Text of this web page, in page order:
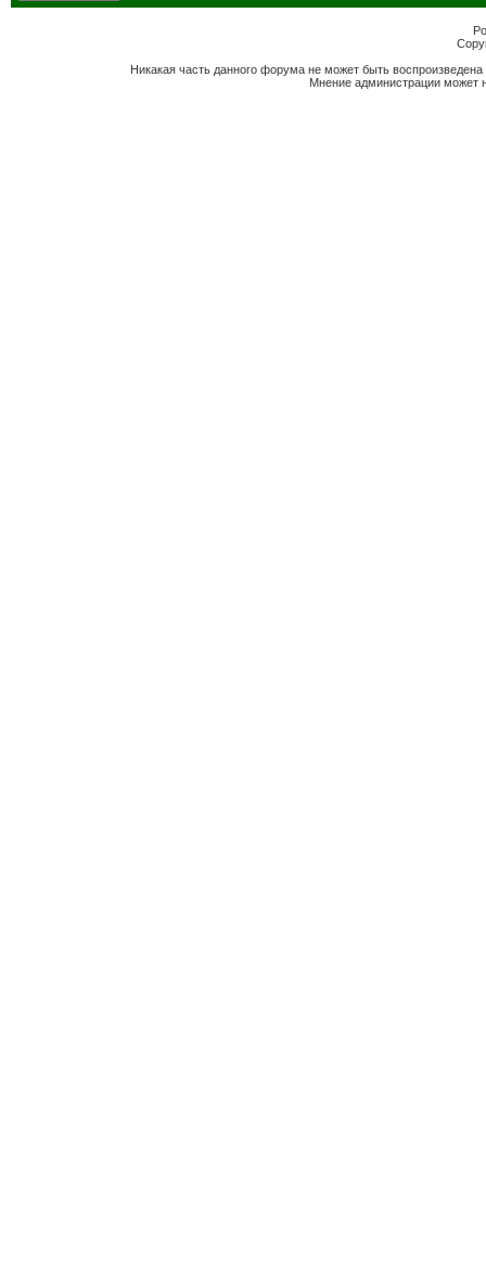
Никакая часть данного форума не может быть
Мнение администрации может